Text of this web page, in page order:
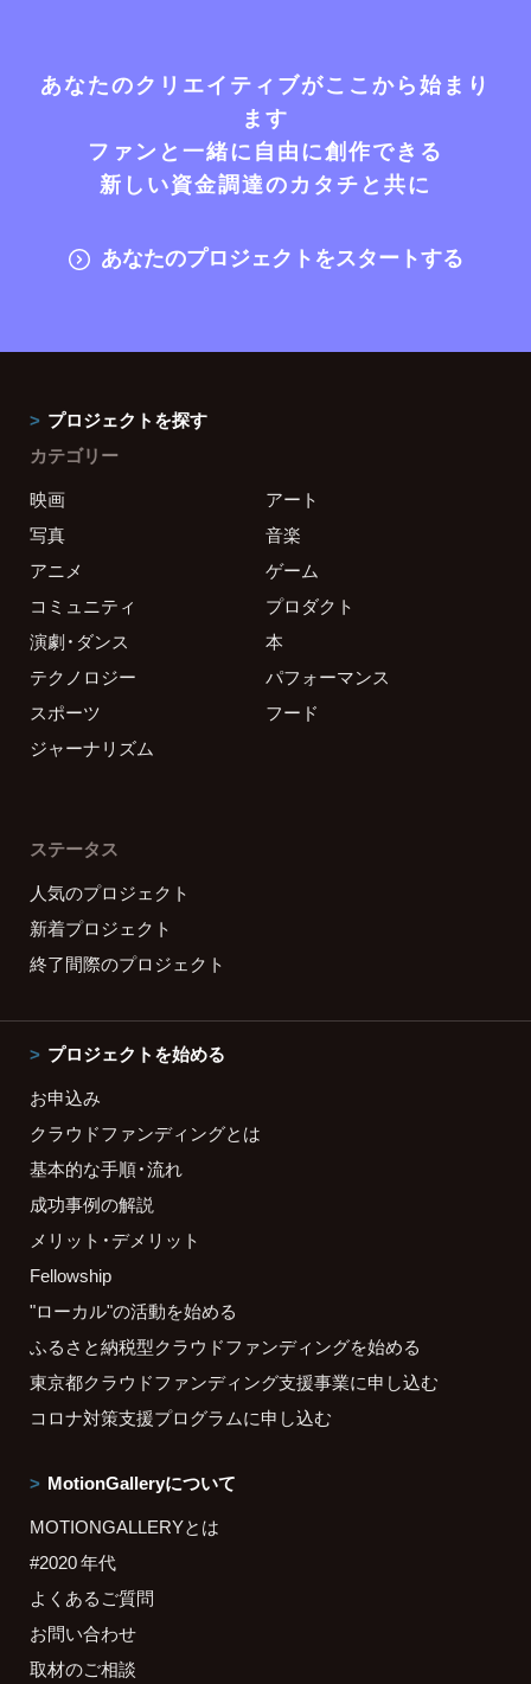
あなたのクリエイティブがここから始まり
ます
ファンと一緒に自由に創作できる
新しい資金調達のカタチと共に
あなたのプロジェクトをスタートする
プロジェクトを探す
カテゴリー
映画
アート
写真
音楽
アニメ
ゲーム
コミュニティ
プロダクト
演劇・ダンス
本
テクノロジー
パフォーマンス
スポーツ
フード
ジャーナリズム
ステータス
人気のプロジェクト
新着プロジェクト
終了間際のプロジェクト
プロジェクトを始める
お申込み
クラウドファンディングとは
基本的な手順・流れ
成功事例の解説
メリット・デメリット
Fellowship
"ローカル"の活動を始める
ふるさと納税型クラウドファンディングを始める
東京都クラウドファンディング支援事業に申し込む
コロナ対策支援プログラムに申し込む
MotionGalleryについて
MOTIONGALLERYとは
#2020 年代
よくあるご質問
お問い合わせ
取材のご相談